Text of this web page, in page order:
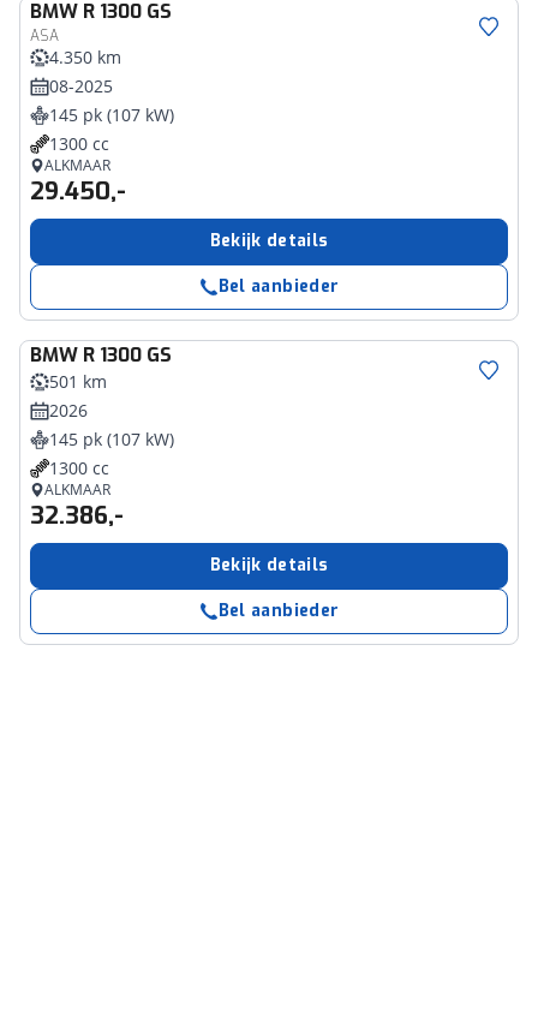
BMW R 1300 GS
ASA
4.350 km
08-2025
145 pk (107 kW)
1300 cc
ALKMAAR
29.450,-
Bekijk details
Bel aanbieder
BMW R 1300 GS
501 km
2026
145 pk (107 kW)
1300 cc
ALKMAAR
32.386,-
Bekijk details
Bel aanbieder